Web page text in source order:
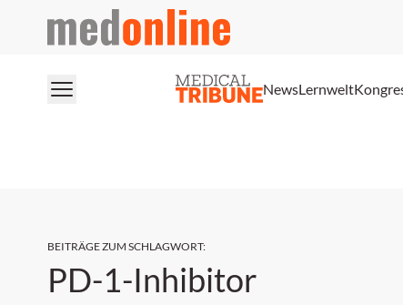
medonline
NewsLernwelt
BEITRÄGE ZUM SCHLAGWORT:
PD-1-Inhibitor